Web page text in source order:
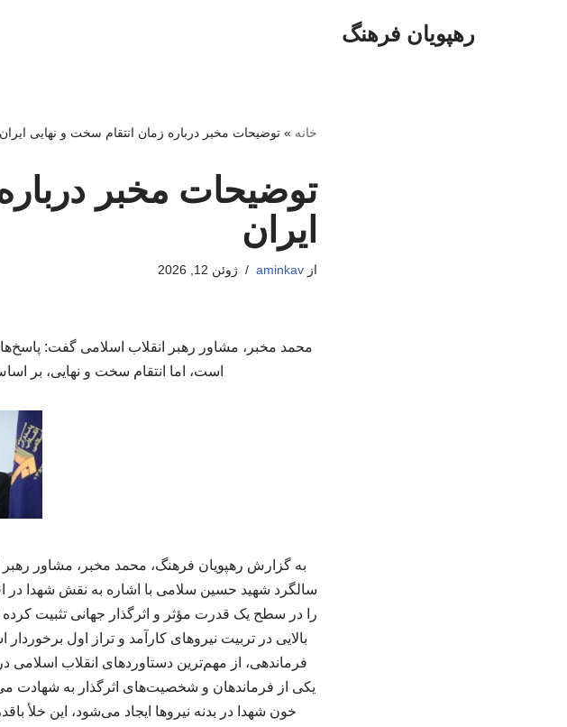
رهپویان فرهنگ
خانه »توضیحات مخبر درباره زمان انتقام سخت و نهایی ایران
توضیحات مخبر
ایران
ازaminkav ژوئن 12, 2026
محمد مخبر، مشاور رهبر انقلاب اسلامی گفت:
است، اما انتقام سخت و نهایی، بر
سالگرد شهید حسین سلامی با اشاره به نقش شهدا در
را در سطح یک قدرت مؤثر و اثرگذار جهانی تثبیت
بالایی در تربیت نیروهای کارآمد و تراز اول
فرماندهی، از مهم‌ترین دستاوردهای انقلاب
یکی از فرماندهان و شخصیت‌های اثرگذار به شهادت
خون شهدا در بدنه نیروها ایجاد می‌شود، این خلأ